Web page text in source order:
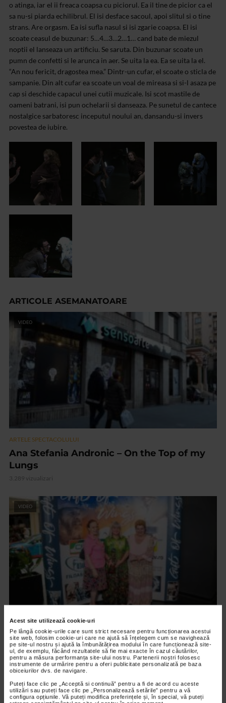
Acest site utilizează cookie-uri
Pe lângă cookie-urile care sunt strict necesare pentru funcționarea acestui
site web, folosim cookie-uri care ne ajută să înțelegem cum se navighează
pe site-ul nostru și ajută la îmbunătățirea modului în care funcționează site-
ul, de exemplu, făcând rezultatele să fie mai exacte în cazul căutărilor,
pentru a măsura performanța site-ului nostru. Partenerii noștri folosesc
instrumente de urmărire pentru a oferi publicitate personalizată pe baza
obiceiurilor dvs. de navigare.
Puteți face clic pe „Acceptă si continuă” pentru a fi de acord cu aceste
utilizări sau puteți face clic pe „Personalizează setările” pentru a vă
configura opțiunile. Vă puteți modifica preferințele și, în special, vă puteți
o atinga, iar el ii freaca coapsa cu piciorul. Ea il tine de picior ca el
sa nu-si piarda echilibrul. El isi desface sacoul, apoi slitul si o tine
strans. Are orgasm. Ea isi sufla nasul si isi zgarie coapsa. El isi
scoate ceasul de buzunar: 5…4…3…2…1… cand bate de miezul
noptii el lanseaza un artificiu. Se saruta. Din buzunar scoate un
pumn de confetti si le arunca in aer. Se uita la ea. Ea se uita la el.
“An nou fericit, dragostea mea.” Dintr-un cufar, el scoate o sticla de
sampanie. Din alt cufar ea scoate un voal de mireasa si si-l asaza pe
cap si deschide capacul unei cutii muzicale. Isi scot mastile de
oameni batrani, isi pun ochelarii si danseaza. Pe sunetul de cantece
nostalgice sarbatoresc inceputul noului an, dansandu-si invers
povestea de iubire.
ARTICOLE ASEMANATOARE
VIDEO
ARTELE SPECTACOLULUI
Ana Stefania Andronic – On the Top of my
Lungs
3.289 vizualizari
VIDEO
ARTELE SPECTACOLULUI
PREMIERA FILMULUI DARUL ARIPILOR
12.601 vizualizari